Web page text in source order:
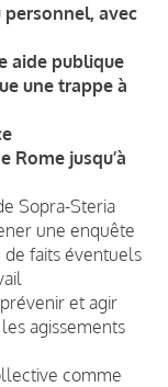
avec
aide publique
une trappe à
Rome jusqu’à
Sopra-Steria
une enquête
faits éventuels
et agir
agissements
comme